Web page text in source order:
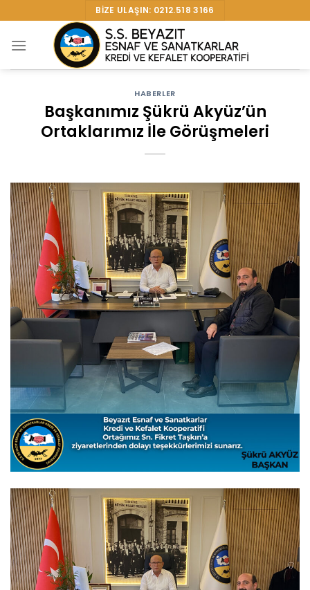
to
content
BIZE ULAŞIN: 0212.518 3166
HABERLER
Başkanımız Şükrü Akyüz’ün
Ortaklarımız İle Görüşmeleri